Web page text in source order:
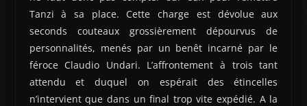
Tanzi à sa place. Cette charge est dévolue aux
seconds couteaux grossièrement dépourvus de
personnalités, menés par un benêt incarné par le
féroce Claudio Undari. L’affrontement à trois tant
attendu et duquel on espérait des étincelles
n’intervient que dans un final trop vite expédié. A la